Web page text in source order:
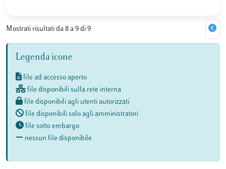
Mostrati risultati da 8 a 9 di 9
Legenda icone
file ad accesso aperto
file disponibili sulla rete interna
file disponibili agli utenti autorizzati
file disponibili solo agli amministratori
file sotto embargo
nessun file disponibile